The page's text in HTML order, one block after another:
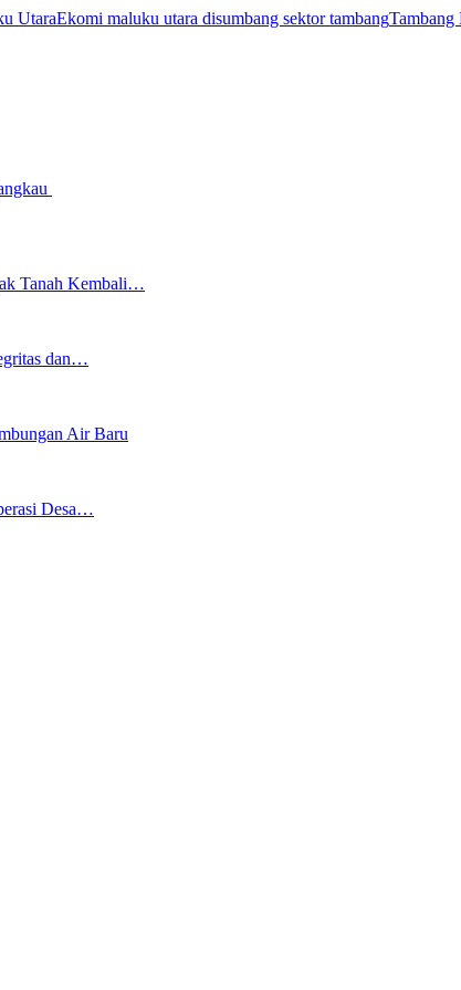
UtaraEkomi maluku utara disumbang sektor tambangTambang
Tanah Kembali…
dan…
Air Baru
Desa…